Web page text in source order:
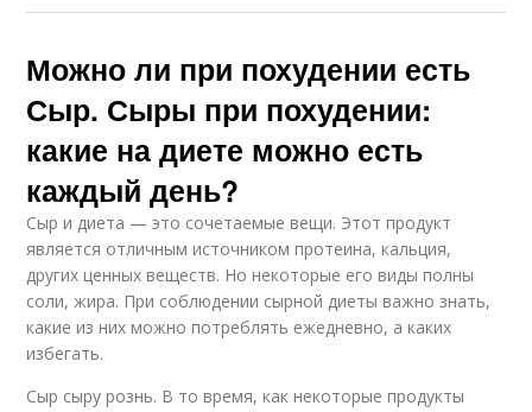
Можно ли при похудении есть
Сыр. Сыры при похудении:
какие на диете можно есть
каждый день?
Сыр и диета — это сочетаемые вещи. Этот продукт
является отличным источником протеина, кальция,
других ценных веществ. Но некоторые его виды полны
соли, жира. При соблюдении сырной диеты важно знать,
какие из них можно потреблять ежедневно, а каких
избегать.
Сыр сыру рознь. В то время, как некоторые продукты